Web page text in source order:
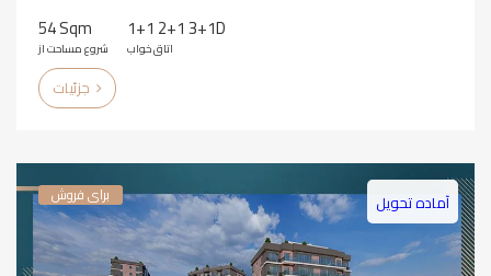
54 Sqm
شروع مساحت از
1+1 2+1 3+1D
اتاق خواب
برای فروش آماده تحویل